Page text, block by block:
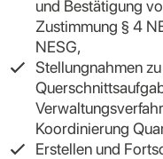
und Bestätigung
Zustimmung § 4
NESG,
Stellungnahmen
Koordinierung
Erstellen und